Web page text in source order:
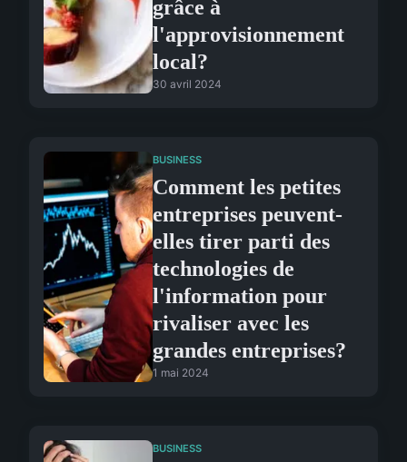
grâce à
l'approvisionnement
local?
30 avril 2024
BUSINESS
Comment les petites
entreprises peuvent-
elles tirer parti des
technologies de
l'information pour
rivaliser avec les
grandes entreprises?
1 mai 2024
BUSINESS